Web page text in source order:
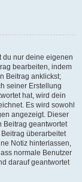
du nur deine eigenen
bearbeiten, indem
Beitrag anklickst;
seiner Erstellung
hat, wird dein
Es wird sowohl
angezeigt. Dieser
Beitrag geantwortet
überarbeitet
Notiz hinterlassen,
normale Benutzer
darauf geantwortet